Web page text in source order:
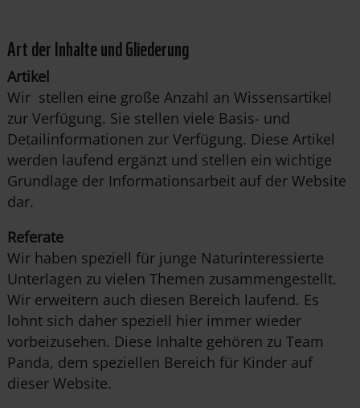
Art der Inhalte und Gliederung
Artikel
Wir stellen eine große Anzahl an Wissensartikel
zur Verfügung. Sie stellen viele Basis- und
Detailinformationen zur Verfügung. Diese Artikel
werden laufend ergänzt und stellen ein wichtige
Grundlage der Informationsarbeit auf der Website
dar.
Referate
Wir haben speziell für junge Naturinteressierte
Unterlagen zu vielen Themen zusammengestellt.
Wir erweitern auch diesen Bereich laufend. Es
lohnt sich daher speziell hier immer wieder
vorbeizusehen. Diese Inhalte gehören zu Team
Panda, dem speziellen Bereich für Kinder auf
dieser Website.